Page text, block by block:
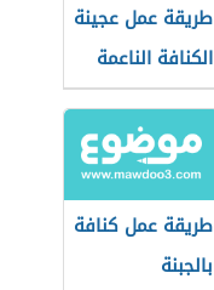
طريقة عمل عجينة
الكنافة الناعمة
طريقة عمل كنافة
بالجبنة